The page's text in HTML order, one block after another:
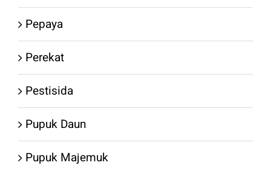
Pepaya
Perekat
Pestisida
Pupuk Daun
Pupuk Majemuk